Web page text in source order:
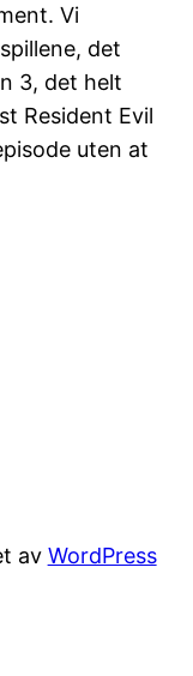
Vi
det
3, det helt
Resident Evil
uten at
av WordPress